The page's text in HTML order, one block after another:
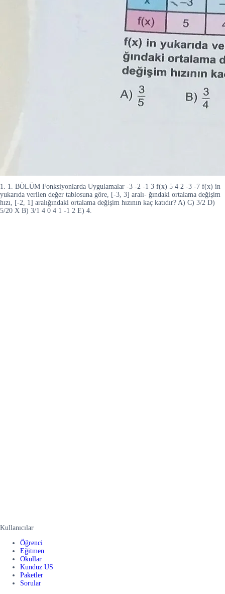
1. 1. BÖLÜM Fonksiyonlarda Uygulamalar -3 -2 -1 3 f(x) 5 4 2 -3 -7 f(x) in
yukarıda verilen değer tablosuna göre, [-3, 3] aralı- ğındaki ortalama değişim
hızı, [-2, 1] aralığındaki ortalama değişim hızının kaç katıdır? A) C) 3/2 D)
5/20 X B) 3/1 4 0 4 1 -1 2 E) 4.
Kullanıcılar
Öğrenci
Eğitmen
Okullar
Kunduz US
Paketler
Sorular